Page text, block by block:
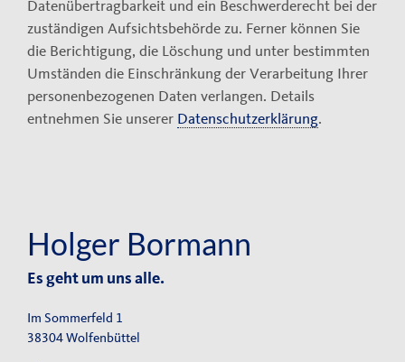
Datenübertragbarkeit und ein Beschwerderecht bei der
zuständigen Aufsichtsbehörde zu. Ferner können Sie
die Berichtigung, die Löschung und unter bestimmten
Umständen die Einschränkung der Verarbeitung Ihrer
personenbezogenen Daten verlangen. Details
entnehmen Sie unserer Datenschutzerklärung.
Holger Bormann
Es geht um uns alle.
Im Sommerfeld 1
38304 Wolfenbüttel